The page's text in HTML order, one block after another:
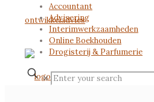
Accountant
Advisering
Interimwerkzaamheden
Online Boekhouden
Drogisterij & Parfumerie
✕